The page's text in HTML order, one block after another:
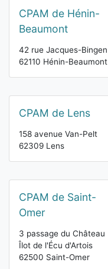
CPAM de Hénin-
Beaumont
42 rue Jacques-Bingen
62110 Hénin-Beaumont
CPAM de Lens
158 avenue Van-Pelt
62309 Lens
CPAM de Saint-
Omer
3 passage du Château
Îlot de l'Écu d'Artois
62500 Saint-Omer